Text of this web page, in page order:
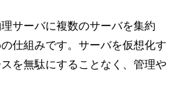
サーバに複数のサーバを集約
仕組みです。サーバを仮想化す
を無駄にすることなく、管理や